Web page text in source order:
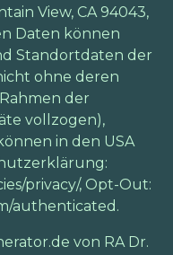
View, CA 94043,
Daten können
Standortdaten der
ohne deren
der
vollzogen),
in den USA
privacy/, Opt-Out:
authenticated .
von RA Dr.